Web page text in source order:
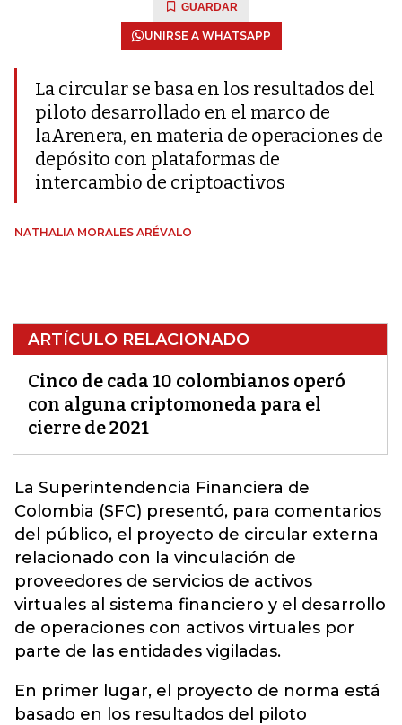
GUARDAR
UNIRSE A WHATSAPP
La circular se basa en los resultados del
piloto desarrollado en el marco de
laArenera, en materia de operaciones de
depósito con plataformas de
intercambio de criptoactivos
NATHALIA MORALES ARÉVALO
ARTÍCULO RELACIONADO
Cinco de cada 10 colombianos operó
con alguna criptomoneda para el
cierre de 2021
La Superintendencia Financiera de
Colombia (SFC) presentó, para comentarios
del público, el proyecto de circular externa
relacionado con la vinculación de
proveedores de servicios de activos
virtuales al sistema financiero y el desarrollo
de operaciones con activos virtuales por
parte de las entidades vigiladas.
En primer lugar, el proyecto de norma está
basado en los resultados del piloto